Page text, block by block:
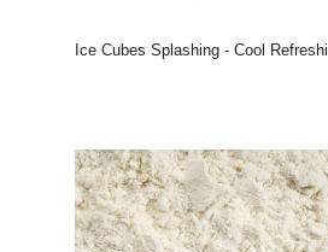
Ice Cubes Splashing - Cool Refreshing Crystals With Water Drops